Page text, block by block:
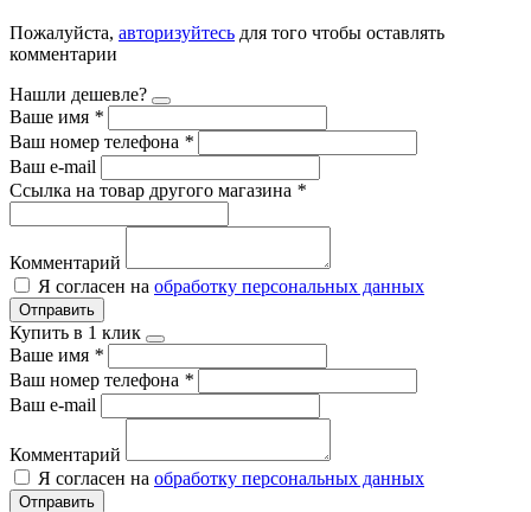
Пожалуйста, авторизуйтесь для того чтобы оставлять
комментарии
Нашли дешевле?
Ваше имя *
Ваш номер телефона *
Ваш e-mail
Ссылка на товар другого магазина *
Комментарий
Я согласен на обработку персональных данных
Отправить
Купить в 1 клик
Ваше имя *
Ваш номер телефона *
Ваш e-mail
Комментарий
Я согласен на обработку персональных данных
Отправить